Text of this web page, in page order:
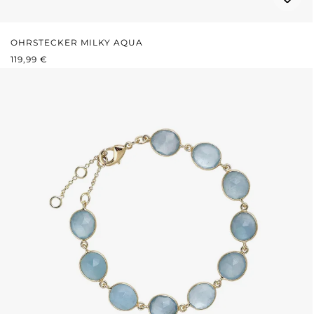
OHRSTECKER MILKY AQUA
REGULÄRER PREIS:
119,99 €